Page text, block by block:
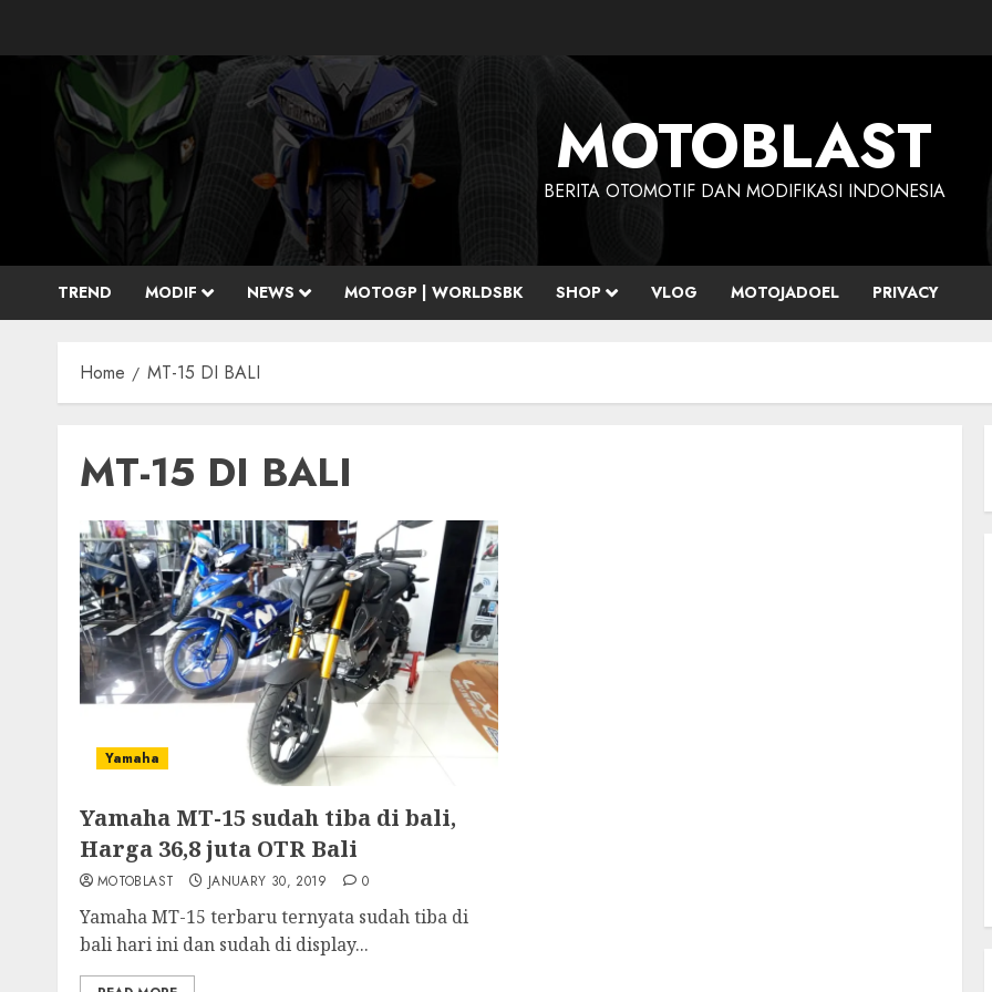
MOTOBLAST
BERITA OTOMOTIF DAN MODIFIKASI INDONESIA
TREND MODIF NEWS MOTOGP | WORLDSBK SHOP VLOG MOTOJADOEL PRIVACY
Home MT-15 DI BALI
MT-15 DI BALI
Yamaha
Yamaha MT-15 sudah tiba di bali,
Harga 36,8 juta OTR Bali
MOTOBLAST JANUARY 30, 2019 0
Yamaha MT-15 terbaru ternyata sudah tiba di
bali hari ini dan sudah di display...